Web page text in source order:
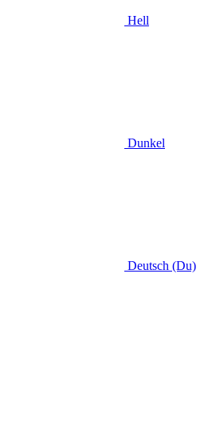
Hell
Dunkel
Deutsch (Du)